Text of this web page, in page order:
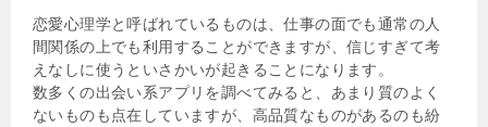
恋愛心理学と呼ばれているものは、仕事の面でも通常の人
間関係の上でも利用することができますが、信じすぎて考
えなしに使うといさかいが起きることになります。
数多くの出会い系アプリを調べてみると、あまり質のよく
ないものも点在していますが、高品質なものがあるのも紛